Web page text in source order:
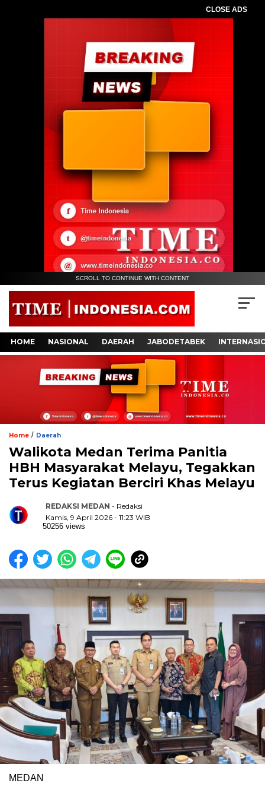
CLOSE ADS
SCROLL TO CONTINUE WITH CONTENT
HOME NASIONAL DAERAH JABODETABEK
Home / Daerah
Walikota Medan Terima Panitia
HBH Masyarakat Melayu, Tegakkan
Terus Kegiatan Berciri Khas Melayu
REDAKSI MEDAN - Redaksi
Kamis, 9 April 2026 - 11:23 WIB
50256 views
MEDAN